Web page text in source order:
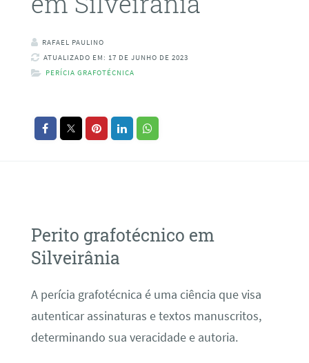
RAFAEL PAULINO
ATUALIZADO EM: 17 DE JUNHO DE 2023
PERÍCIA GRAFOTÉCNICA
Perito grafotécnico em
Silveirânia
A perícia grafotécnica é uma ciência que visa
autenticar assinaturas e textos manuscritos,
determinando sua veracidade e autoria.